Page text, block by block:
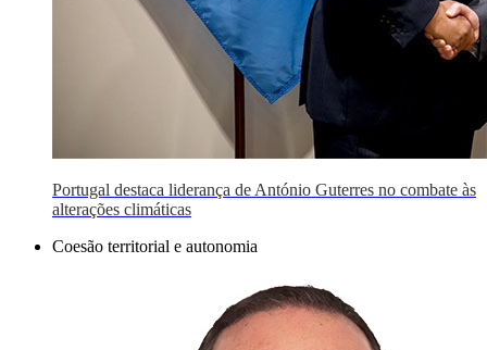
Portugal destaca liderança de António Guterres no combate às
alterações climáticas
Coesão territorial e autonomia